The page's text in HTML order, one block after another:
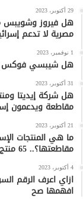
29 أكتوبر، 2023
هل فيروز وشويبس
مصرية لا تدعم
1 نوفمبر، 2023
هل شيبسي فوكس
31 أكتوبر، 2023
هل شركة إيديتا
مقاطعة ويدعمون
21 أكتوبر، 2023
ما هي المنتجات
مقاطعتها؟.. 65 منتج تقدر تستغنى عنهم
4 أكتوبر، 2023
ازاي اعرف الرقم
افهمها صح